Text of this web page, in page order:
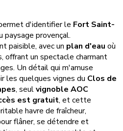
d'identifier le Fort Saint-
paysage provençal.
paisible, avec un plan d'eau où
offrant un spectacle charmant
Un détail qui m'amuse
les quelques vignes du Clos de
, seulvignoble AOC
est gratuit, et cette
havre de fraîcheur,
flâner, se détendre et